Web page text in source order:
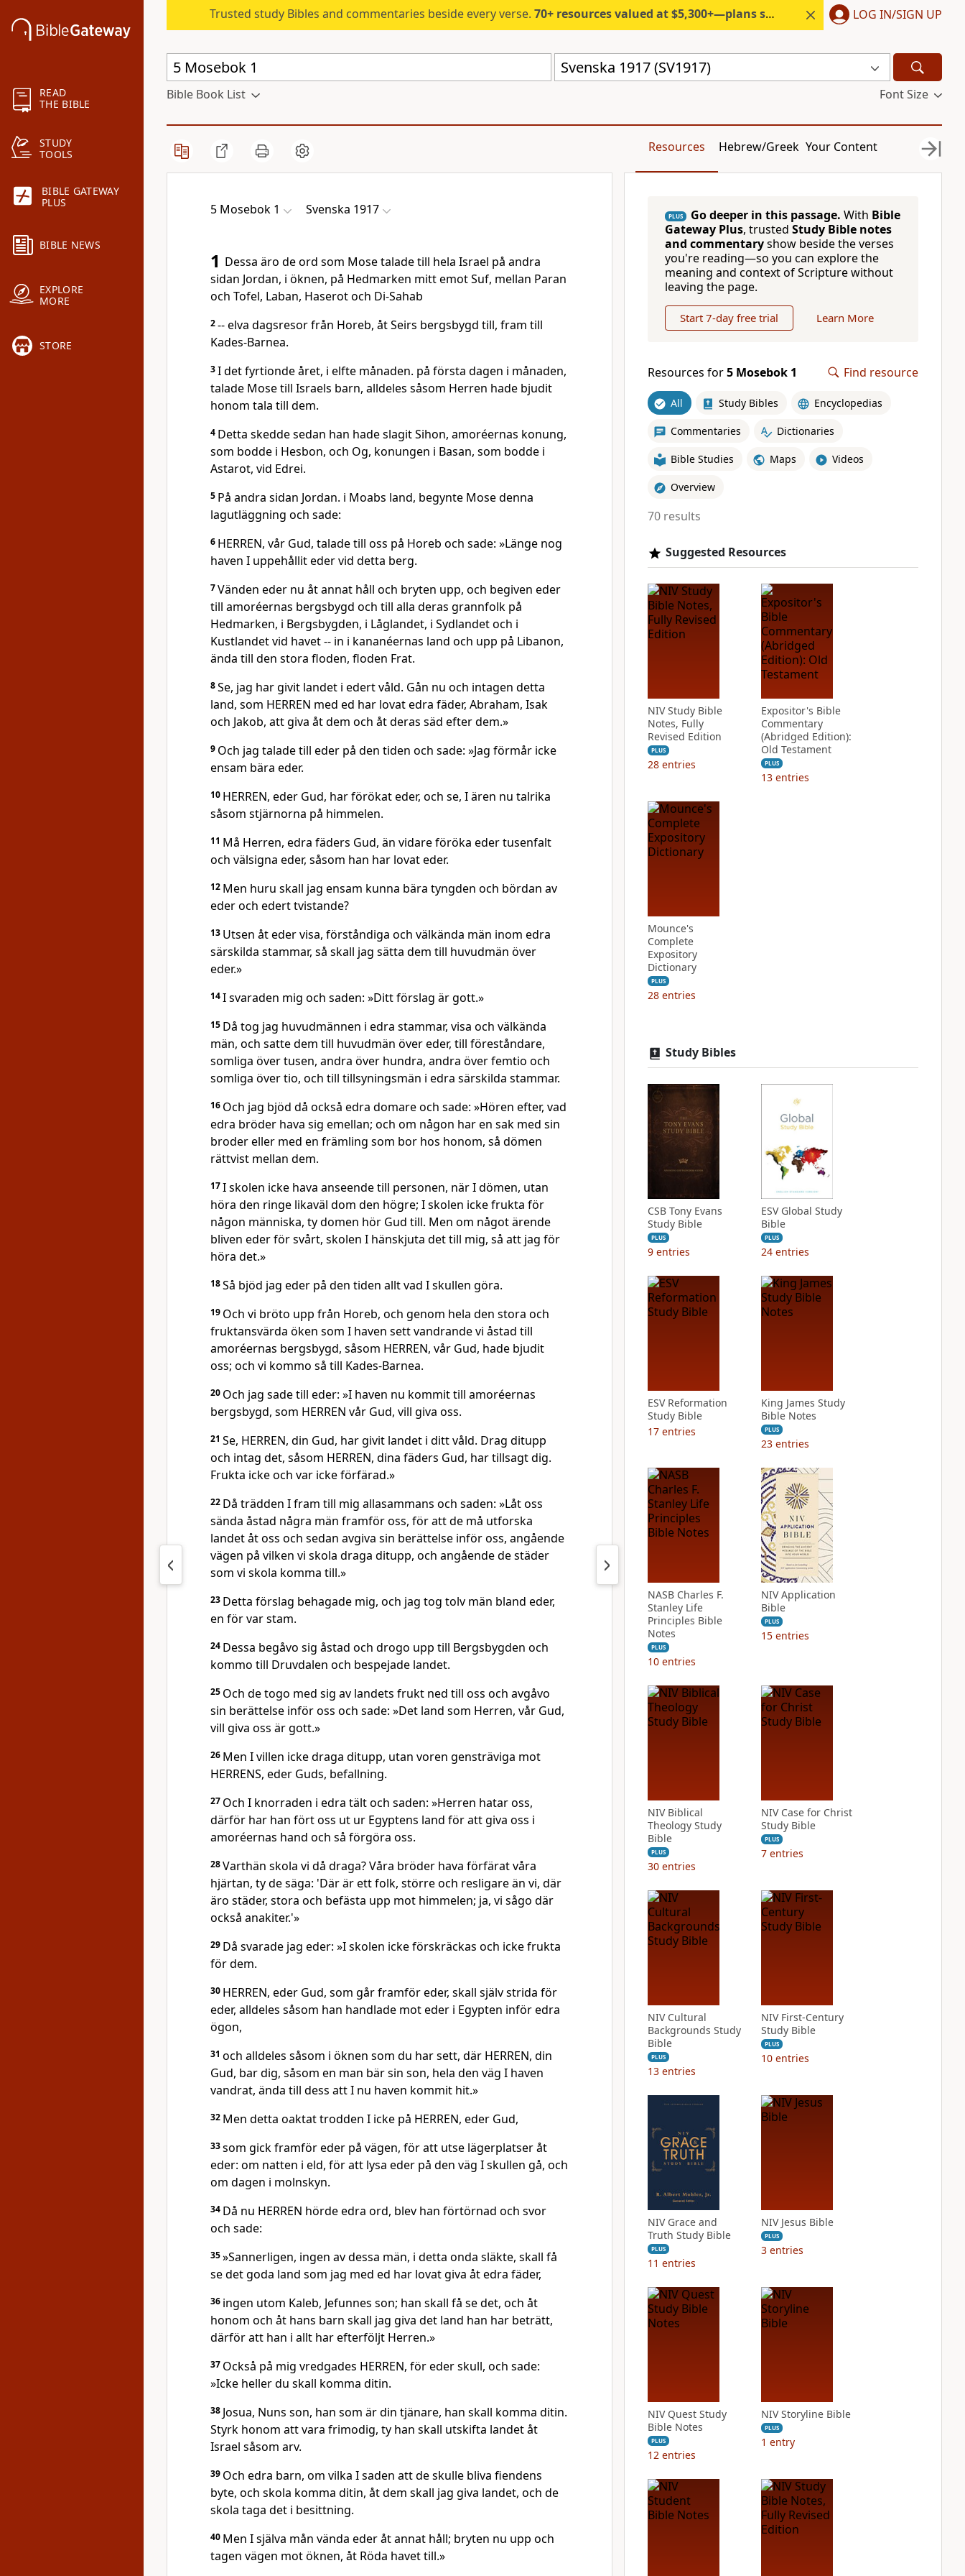
READ
THE BIBLE
STUDY
TOOLS
BIBLE GATEWAY
PLUS
BIBLE NEWS
EXPLORE
MORE
STORE
Trusted study Bibles and commentaries beside every verse. 70+ resources valued at $5,300+—plans start under $6/month. LOG IN/SIGN UP
Svenska 1917 (SV1917)
Bible Book List Font Size
Resources Hebrew/Greek Your Content
5 Mosebok 1 Svenska 1917
1 Dessa äro de ord som Mose talade till hela Israel på andra
sidan Jordan, i öknen, på Hedmarken mitt emot Suf, mellan Paran
och Tofel, Laban, Haserot och Di-Sahab
2-- elva dagsresor från Horeb, åt Seirs bergsbygd till, fram till
Kades-Barnea.
3I det fyrtionde året, i elfte månaden. på första dagen i månaden,
talade Mose till Israels barn, alldeles såsom Herren hade bjudit
honom tala till dem.
4 Detta skedde sedan han hade slagit Sihon, amoréernas konung,
som bodde i Hesbon, och Og, konungen i Basan, som bodde i
Astarot, vid Edrei.
5 På andra sidan Jordan. i Moabs land, begynte Mose denna
lagutläggning och sade:
6 HERREN, vår Gud, talade till oss på Horeb och sade: »Länge nog
haven I uppehållit eder vid detta berg.
7Vänden eder nu åt annat håll och bryten upp, och begiven eder
till amoréernas bergsbygd och till alla deras grannfolk på
Hedmarken, i Bergsbygden, i Låglandet, i Sydlandet och i
Kustlandet vid havet -- in i kananéernas land och upp på Libanon,
ända till den stora floden, floden Frat.
8Se, jag har givit landet i edert våld. Gån nu och intagen detta
land, som HERREN med ed har lovat edra fäder, Abraham, Isak
och Jakob, att giva åt dem och åt deras säd efter dem.»
9 Och jag talade till eder på den tiden och sade: »Jag förmår icke
ensam bära eder.
10 HERREN, eder Gud, har förökat eder, och se, I ären nu talrika
såsom stjärnorna på himmelen.
11 Må Herren, edra fäders Gud, än vidare föröka eder tusenfalt
och välsigna eder, såsom han har lovat eder.
12 Men huru skall jag ensam kunna bära tyngden och bördan av
eder och edert tvistande?
13 Utsen åt eder visa, förståndiga och välkända män inom edra
särskilda stammar, så skall jag sätta dem till huvudmän över
eder.»
14I svaraden mig och saden: »Ditt förslag är gott.»
15 Då tog jag huvudmännen i edra stammar, visa och välkända
män, och satte dem till huvudmän över eder, till föreståndare,
somliga över tusen, andra över hundra, andra över femtio och
somliga över tio, och till tillsyningsmän i edra särskilda stammar.
16 Och jag bjöd då också edra domare och sade: »Hören efter, vad
edra bröder hava sig emellan; och om någon har en sak med sin
broder eller med en främling som bor hos honom, så dömen
rättvist mellan dem.
17I skolen icke hava anseende till personen, när I dömen, utan
höra den ringe likaväl dom den högre; I skolen icke frukta för
någon människa, ty domen hör Gud till. Men om något ärende
bliven eder för svårt, skolen I hänskjuta det till mig, så att jag för
höra det.»
18Så bjöd jag eder på den tiden allt vad I skullen göra.
19 Och vi bröto upp från Horeb, och genom hela den stora och
fruktansvärda öken som I haven sett vandrande vi åstad till
amoréernas bergsbygd, såsom HERREN, vår Gud, hade bjudit
oss; och vi kommo så till Kades-Barnea.
20 Och jag sade till eder: »I haven nu kommit till amoréernas
bergsbygd, som HERREN vår Gud, vill giva oss.
21 Se, HERREN, din Gud, har givit landet i ditt våld. Drag ditupp
och intag det, såsom HERREN, dina fäders Gud, har tillsagt dig.
Frukta icke och var icke förfärad.»
22 Då trädden I fram till mig allasammans och saden: »Låt oss
sända åstad några män framför oss, för att de må utforska
landet åt oss och sedan avgiva sin berättelse inför oss, angående
vägen på vilken vi skola draga ditupp, och angående de städer
som vi skola komma till.»
23 Detta förslag behagade mig, och jag tog tolv män bland eder,
en för var stam.
24 Dessa begåvo sig åstad och drogo upp till Bergsbygden och
kommo till Druvdalen och bespejade landet.
25 Och de togo med sig av landets frukt ned till oss och avgåvo
sin berättelse inför oss och sade: »Det land som Herren, vår Gud,
vill giva oss är gott.»
26 Men I villen icke draga ditupp, utan voren gensträviga mot
HERRENS, eder Guds, befallning.
27 Och I knorraden i edra tält och saden: »Herren hatar oss,
därför har han fört oss ut ur Egyptens land för att giva oss i
amoréernas hand och så förgöra oss.
28Varthän skola vi då draga? Våra bröder hava förfärat våra
hjärtan, ty de säga: 'Där är ett folk, större och resligare än vi, där
äro städer, stora och befästa upp mot himmelen; ja, vi sågo där
också anakiter.'»
29 Då svarade jag eder: »I skolen icke förskräckas och icke frukta
för dem.
30 HERREN, eder Gud, som går framför eder, skall själv strida för
eder, alldeles såsom han handlade mot eder i Egypten inför edra
ögon,
31 och alldeles såsom i öknen som du har sett, där HERREN, din
Gud, bar dig, såsom en man bär sin son, hela den väg I haven
vandrat, ända till dess att I nu haven kommit hit.»
32 Men detta oaktat trodden I icke på HERREN, eder Gud,
33som gick framför eder på vägen, för att utse lägerplatser åt
eder: om natten i eld, för att lysa eder på den väg I skullen gå, och
om dagen i molnskyn.
34 Då nu HERREN hörde edra ord, blev han förtörnad och svor
och sade:
35»Sannerligen, ingen av dessa män, i detta onda släkte, skall få
se det goda land som jag med ed har lovat giva åt edra fäder,
36 ingen utom Kaleb, Jefunnes son; han skall få se det, och åt
honom och åt hans barn skall jag giva det land han har beträtt,
därför att han i allt har efterföljt Herren.»
37 Också på mig vredgades HERREN, för eder skull, och sade:
»Icke heller du skall komma ditin.
38 Josua, Nuns son, han som är din tjänare, han skall komma ditin.
Styrk honom att vara frimodig, ty han skall utskifta landet åt
Israel såsom arv.
39 Och edra barn, om vilka I saden att de skulle bliva fiendens
byte, och skola komma ditin, åt dem skall jag giva landet, och de
skola taga det i besittning.
40 Men I själva mån vända eder åt annat håll; bryten nu upp och
tagen vägen mot öknen, åt Röda havet till.»
PLUS Go deeper in this passage. With Bible
Gateway Plus, trusted Study Bible notes
and commentaryshow beside the verses
you're reading—so you can explore the
meaning and context of Scripture without
leaving the page.
Start 7-day free trial Learn More
Resources for5 Mosebok 1 Find resource
All Study Bibles Encyclopedias
Commentaries Dictionaries
Bible Studies Maps Videos
Overview
70 results
Suggested Resources
NIV Study Bible
Notes, Fully
Revised Edition
PLUS
28 entries
Expositor's Bible
Commentary
(Abridged Edition):
Old Testament
PLUS
13 entries
Mounce's
Complete
Expository
Dictionary
PLUS
28 entries
Study Bibles
CSB Tony Evans
Study Bible
PLUS
9 entries
ESV Global Study
Bible
PLUS
24 entries
ESV Reformation
Study Bible
17 entries
King James Study
Bible Notes
PLUS
23 entries
NASB Charles F.
Stanley Life
Principles Bible
Notes
PLUS
10 entries
NIV Application
Bible
PLUS
15 entries
NIV Biblical
Theology Study
Bible
PLUS
30 entries
NIV Case for Christ
Study Bible
PLUS
7 entries
NIV Cultural
Backgrounds Study
Bible
PLUS
13 entries
NIV First-Century
Study Bible
PLUS
10 entries
NIV Grace and
Truth Study Bible
PLUS
11 entries
NIV Jesus Bible
PLUS
3 entries
NIV Quest Study
Bible Notes
PLUS
12 entries
NIV Storyline Bible
PLUS
1 entry